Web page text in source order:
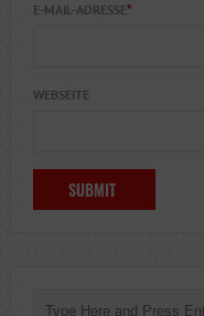
E-MAIL-ADRESSE*
WEBSEITE